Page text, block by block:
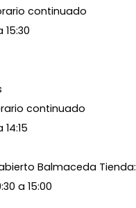
continuado
continuado
Balmaceda Tienda:
a 15:00